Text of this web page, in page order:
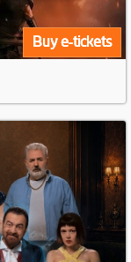
Buy e-tickets